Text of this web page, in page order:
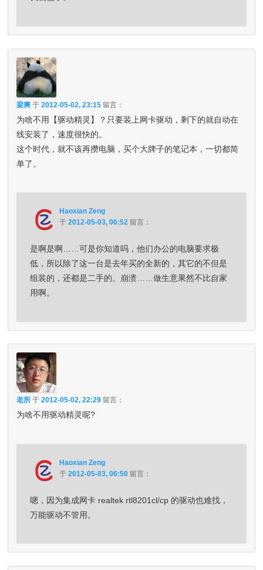
梁爽 于2012-05-02, 23:15 留言：
为啥不用【驱动精灵】？只要装上网卡驱动，剩下的就自动在
线安装了，速度很快的。
这个时代，就不该再攒电脑，买个大牌子的笔记本，一切都简
单了。
Haoxian Zeng
于2012-05-03, 06:52 留言：
是啊是啊……可是你知道吗，他们办公的电脑要求极
低，所以除了这一台是去年买的全新的，其它的不但是
组装的，还都是二手的。崩溃……做生意果然不比自家
用啊。
老所 于2012-05-02, 22:29 留言：
为啥不用驱动精灵呢?
Haoxian Zeng
于2012-05-03, 06:50 留言：
嗯，因为集成网卡 realtek rtl8201cl/cp 的驱动也难找，
万能驱动不管用。